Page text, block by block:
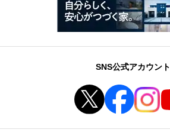
SNS公式アカウント